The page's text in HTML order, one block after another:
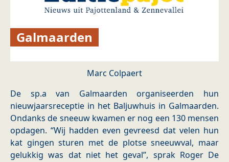
Galmaarden
Marc Colpaert
De sp.a van Galmaarden organiseerden hun
nieuwjaarsreceptie in het Baljuwhuis in Galmaarden.
Ondanks de sneeuw kwamen er nog een 130 mensen
opdagen. “Wij hadden even gevreesd dat velen hun
kat gingen sturen met de plotse sneeuwval, maar
gelukkig was dat niet het geval”, sprak Roger De